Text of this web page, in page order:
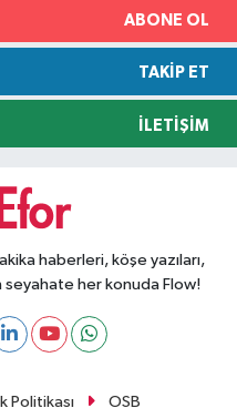
ABONE OL
TAKIP ET
İLETIŞIM
haberleri, köşe yazıları,
her konuda Flow!
Politikası OSB